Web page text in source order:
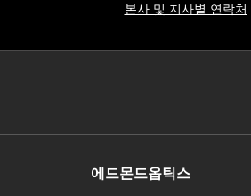
본사 및 지사별 연락처
에드몬드옵틱스